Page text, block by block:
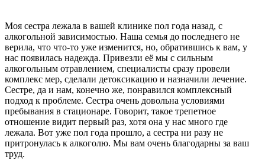
Моя сестра лежала в вашей клинике пол года назад, с
алкогольной зависимостью. Наша семья до последнего не
верила, что что-то уже изменится, но, обратившись к вам, у
нас появилась надежда. Привезли её мы с сильным
алкогольным отравлением, специалисты сразу провели
комплекс мер, сделали детоксикацию и назначили лечение.
Сестре, да и нам, конечно же, понравился комплексный
подход к проблеме. Сестра очень довольна условиями
пребывания в стационаре. Говорит, такое трепетное
отношение видит первый раз, хотя она у нас много где
лежала. Вот уже пол года прошло, а сестра ни разу не
притронулась к алкоголю. Мы вам очень благодарны за ваш
труд.